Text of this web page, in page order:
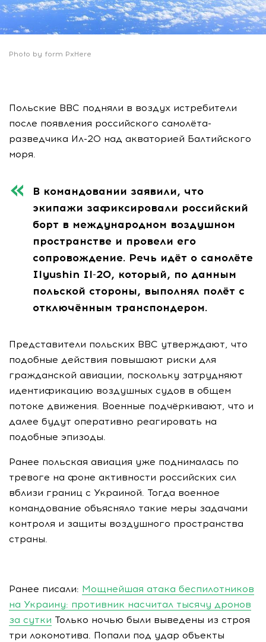
Photo by form PxHere
Польские ВВС подняли в воздух истребители
после появления российского самолёта-
разведчика Ил-20 над акваторией Балтийского
моря.
В командовании заявили, что
экипажи зафиксировали российский
борт в международном воздушном
пространстве и провели его
сопровождение. Речь идёт о самолёте
Ilyushin Il-20, который, по данным
польской стороны, выполнял полёт с
отключённым транспондером.
Представители польских ВВС утверждают, что
подобные действия повышают риски для
гражданской авиации, поскольку затрудняют
идентификацию воздушных судов в общем
потоке движения. Военные подчёркивают, что и
далее будут оперативно реагировать на
подобные эпизоды.
Ранее польская авиация уже поднималась по
тревоге на фоне активности российских сил
вблизи границ с Украиной. Тогда военное
командование объясняло такие меры задачами
контроля и защиты воздушного пространства
страны.
Ранее писали: Мощнейшая атака беспилотников
на Украину: противник насчитал тысячу дронов
за сутки Только ночью были выведены из строя
три локомотива. Попали под удар объекты